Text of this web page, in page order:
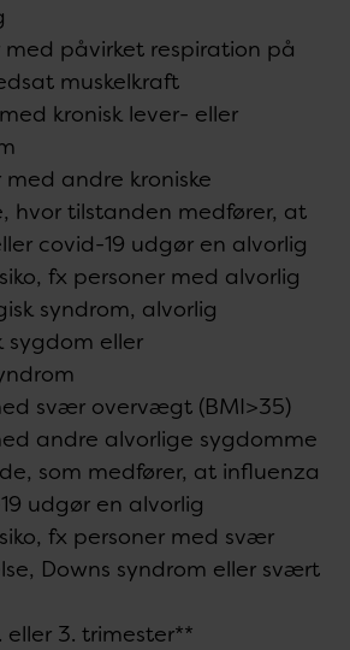
med påvirket respiration på
muskelkraft
kronisk lever- eller
med andre kroniske
hvor tilstanden medfører, at
covid-19 udgør en alvorlig
fx personer med alvorlig
syndrom, alvorlig
sygdom eller
svær overvægt (BMI>35)
andre alvorlige sygdomme
som medfører, at influenza
udgør en alvorlig
fx personer med svær
Downs syndrom eller svært
eller 3. trimester**